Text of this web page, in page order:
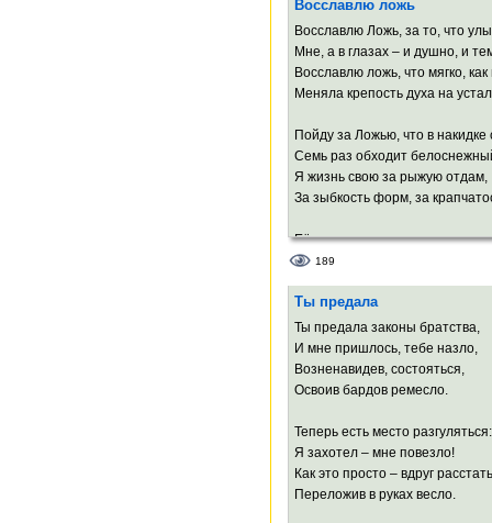
Вот равновесье выдавило стон,
За ним протестом выскочило
И вздрогнул мной ужаленный
Восславлю ложь
Восславлю Ложь, за то, что
Мне, а в глазах – и душно, и
Восславлю ложь, что мягко, как
Меняла крепость духа на
Пойду за Ложью, что в накидке
Семь раз обходит
Я жизнь свою за рыжую отдам,
За зыбкость форм, за
Её гостеприимства
Её пиры я воспою в стихах.
Проступит кровью прошлое
Я ложь люблю за искренность,
За то, что в неизвестность мне
189
Ты предала
Ты предала законы братства,
И мне пришлось, тебе назло,
Возненавидев, состояться,
Освоив бардов ремесло.
Теперь есть место разгуляться:
Я захотел – мне повезло!
Как это просто – вдруг
Переложив в руках весло.